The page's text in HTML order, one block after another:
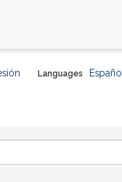
Languages Español